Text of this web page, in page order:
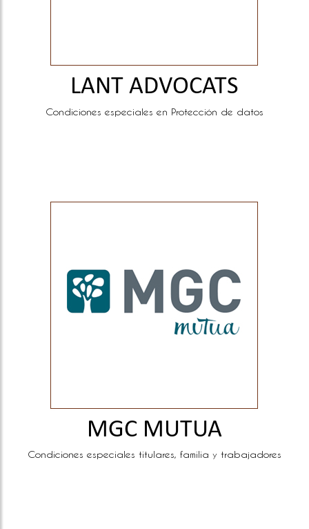
LANT ADVOCATS
Condiciones especiales en Protección de datos
MGC MUTUA
Condiciones especiales titulares, familia y trabajadores